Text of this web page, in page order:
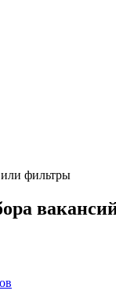
фильтры